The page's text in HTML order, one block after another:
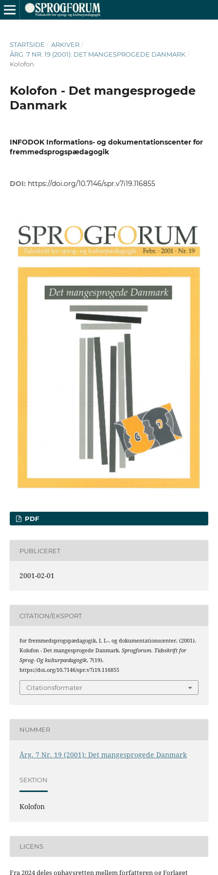
STARTSIDE / ARKIVER /
ÅRG. 7 NR. 19 (2001): DET MANGESPROGEDE DANMARK /
Kolofon
Kolofon - Det mangesprogede
Danmark
INFODOK Informations- og dokumentationscenter for
fremmedsprogspædagogik
DOI: https://doi.org/10.7146/spr.v7i19.116855
PDF
PUBLICERET
2001-02-01
CITATION/EKSPORT
for fremmedsprogspædagogik, I. I.-. og dokumentationscenter. (2001).
Kolofon - Det mangesprogede Danmark. Sprogforum. Tidsskrift for
Sprog- Og kulturpædagogik, 7(19).
https://doi.org/10.7146/spr.v7i19.116855
Citationsformater
NUMMER
Årg. 7 Nr. 19 (2001): Det mangesprogede Danmark
SEKTION
Kolofon
LICENS
Fra 2024 deles ophavsretten mellem forfatteren og Forlaget